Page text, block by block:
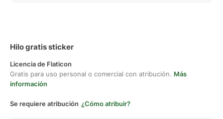
Hilo gratis sticker
Licencia de Flaticon
Gratis para uso personal o comercial con atribución. Más
información
Se requiere atribución ¿Cómo atribuir?